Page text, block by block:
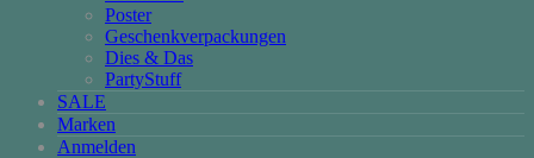
Poster
Geschenkverpackungen
Dies & Das
PartyStuff
SALE
Marken
Anmelden